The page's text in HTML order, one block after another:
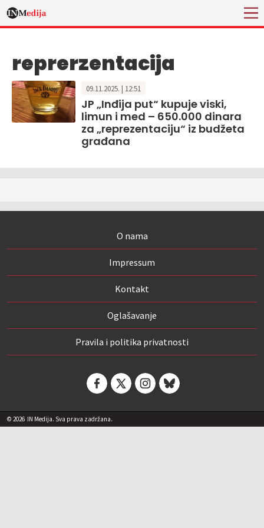
reprerzentacija
09.11.2025. | 12:51
JP „Inđija put“ kupuje viski,
limun i med – 650.000 dinara
za „reprezentaciju“ iz budžeta
građana
O nama
Impressum
Kontakt
Oglašavanje
Pravila i politika privatnosti
© 2026 IN Medija. Sva prava zadržana.